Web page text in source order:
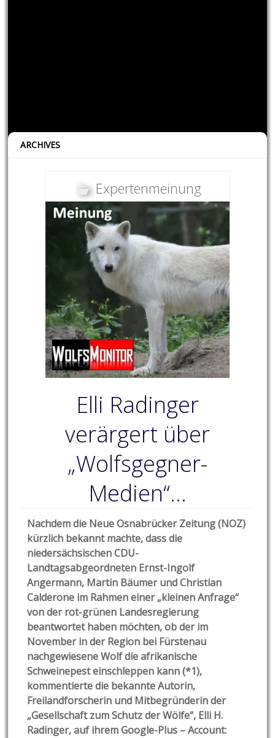
ARCHIVES
Expertenmeinung
Elli Radinger
verärgert über
„Wolfsgegner-
Medien“…
Nachdem die Neue Osnabrücker Zeitung (NOZ)
kürzlich bekannt machte, dass die
niedersächsischen CDU-
Landtagsabgeordneten Ernst-Ingolf
Angermann, Martin Bäumer und Christian
Calderone im Rahmen einer „kleinen Anfrage“
von der rot-grünen Landesregierung
beantwortet haben möchten, ob der im
November in der Region bei Fürstenau
nachgewiesene Wolf die afrikanische
Schweinepest einschleppen kann (*1),
kommentierte die bekannte Autorin,
Freilandforscherin und Mitbegründerin der
„Gesellschaft zum Schutz der Wölfe“, Elli H.
Radinger, auf ihrem Google-Plus – Account: